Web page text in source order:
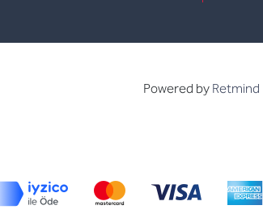
Powered by Retmind